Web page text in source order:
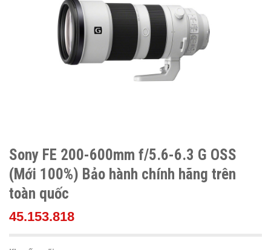
Sony FE 200-600mm f/5.6-6.3 G OSS
(Mới 100%) Bảo hành chính hãng trên
toàn quốc
45.153.818